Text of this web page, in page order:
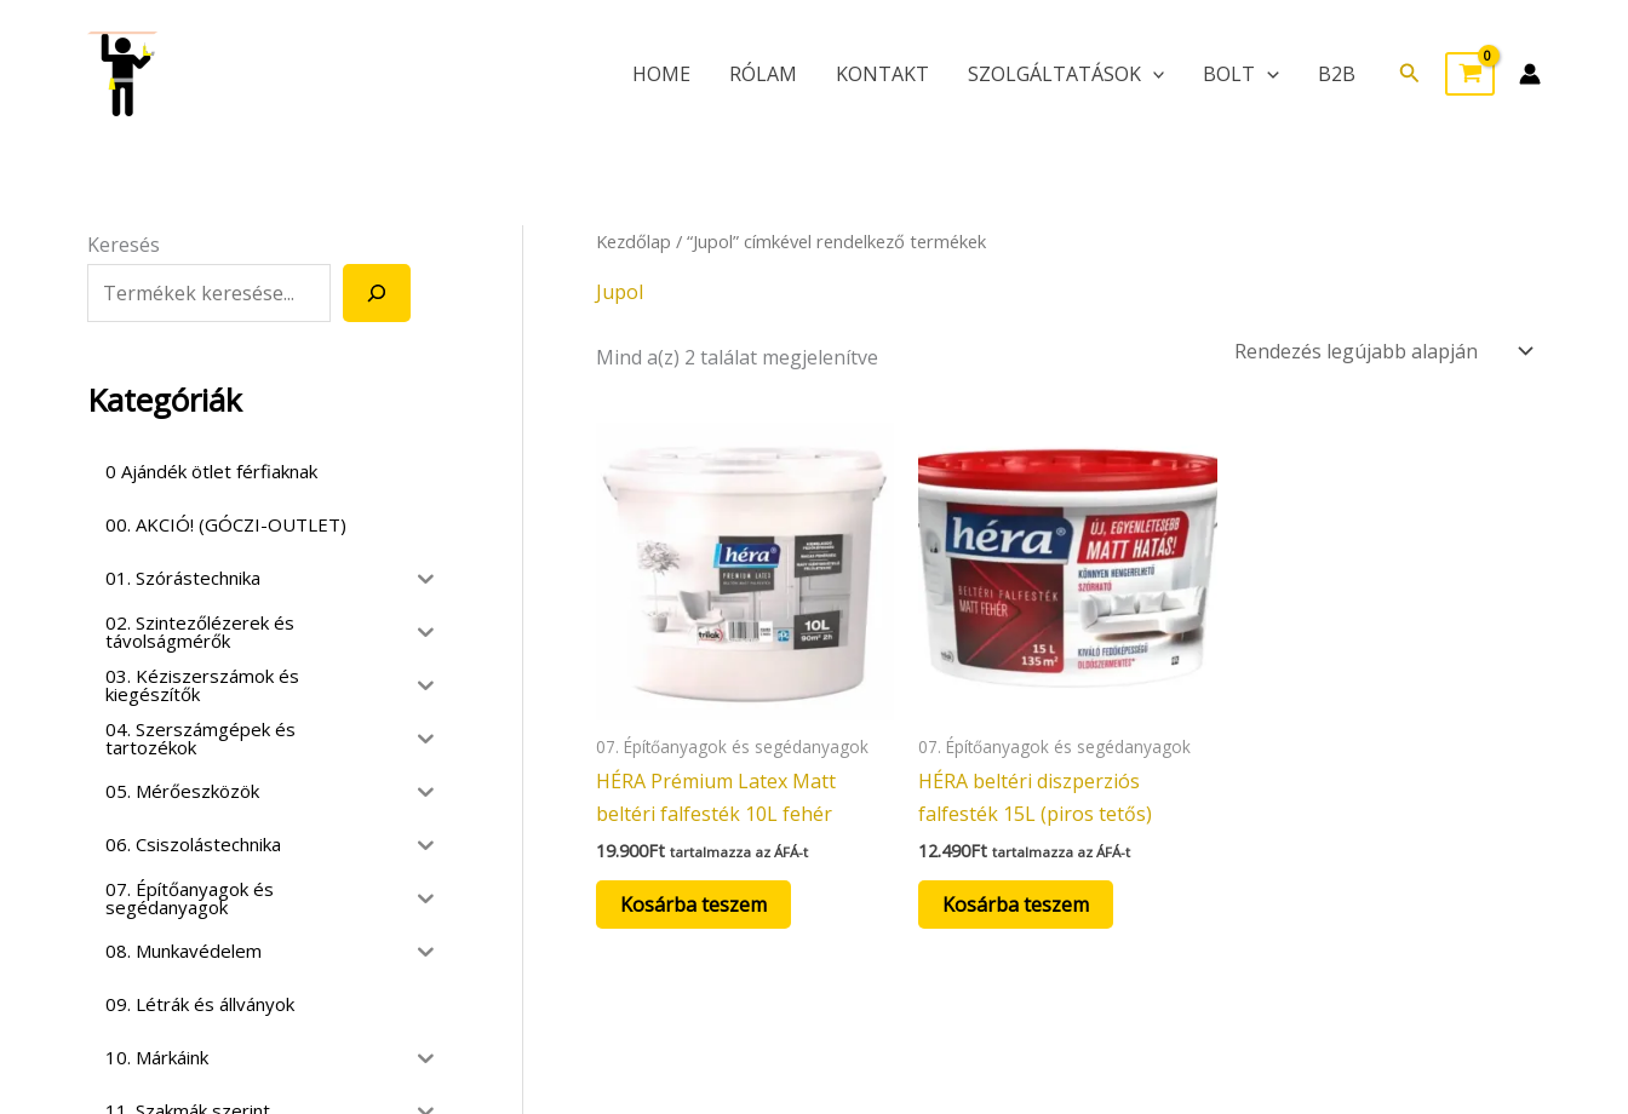
HOME RÓLAM KONTAKT SZOLGÁLTATÁSOK BOLT B2B Search
Keresés
Kategóriák
0 Ajándék ötlet férfiaknak
00. AKCIÓ! (GÓCZI-OUTLET)
01. Szórástechnika
02. Szintezőlézerek és
távolságmérők
03. Kéziszerszámok és
kiegészítők
04. Szerszámgépek és
tartozékok
05. Mérőeszközök
06. Csiszolástechnika
07. Építőanyagok és
segédanyagok
08. Munkavédelem
09. Létrák és állványok
10. Márkáink
Kezdőlap / “Jupol” címkével rendelkező termékek
Jupol
Mind a(z) 2 találat megjelenítve
07. Építőanyagok és segédanyagok
HÉRA Prémium Latex Matt
beltéri falfesték 10L fehér
19.900Ft tartalmazza az ÁFÁ-t
Kosárba teszem
07. Építőanyagok és segédanyagok
HÉRA beltéri diszperziós
falfesték 15L (piros tetős)
12.490Ft tartalmazza az ÁFÁ-t
Kosárba teszem